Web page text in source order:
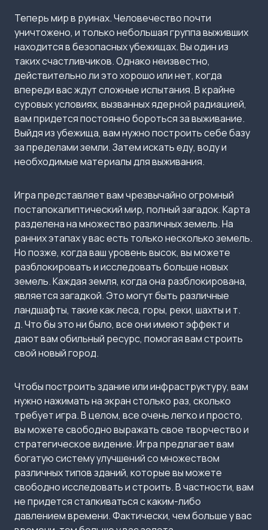
Теперь мир в руинах. Человечество почти
уничтожено, и только небольшая группа выживших
находится в безопасных убежищах. Вы один из
таких счастливчиков. Однако неизвестно,
действительно ли это хорошо или нет, когда
впереди вас ждут сложные испытания. В крайне
суровых условиях, вызванных ядерной радиацией,
вам придется постоянно бороться за выживание.
Выйдя из убежища, вам нужно построить себе базу
за пределами земли. Затем искать еду, воду и
необходимые материалы для выживания.
Игра представляет вам чрезвычайно огромный
постапокалиптический мир, полный загадок. Карта
разделена на множество различных земель. На
ранних этапах у вас есть только несколько земель.
Но позже, когда ваш уровень высок, вы можете
разблокировать и исследовать больше новых
земель. Каждая земля, когда она разблокирована,
является загадкой. Это могут быть различные
ландшафты, такие как леса, горы, реки, шахты и т.
д. Что бы это ни было, все они имеют эффект и
дают вам обильный ресурс, помогая вам строить
свой новый город.
Чтобы построить здание или инфраструктуру, вам
нужно нажимать на экран столько раз, сколько
требует игра. В целом, все очень легко и просто,
вы можете свободно выражать свое творчество и
стратегическое видение. Игра предлагает вам
богатую систему улучшений со множеством
различных типов зданий, которые вы можете
свободно исследовать и строить. В частности, вам
не придется сталкиваться с каким-либо
давлением времени. Фактически, чем больше у вас